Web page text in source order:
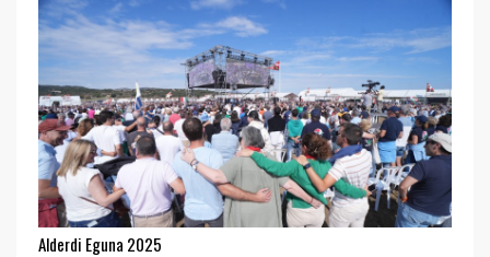
Alderdi Eguna 2025